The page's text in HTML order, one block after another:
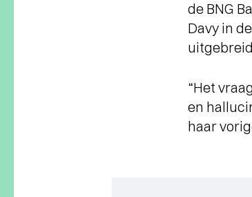
de BNG
Davy in
“Het
en
haar